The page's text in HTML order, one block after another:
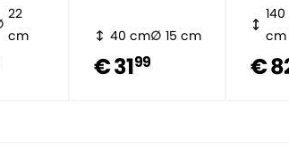
22
cm
40 cm 15 cm
€ 3199
140
cm
€